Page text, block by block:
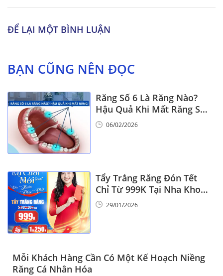
ĐỂ LẠI MỘT BÌNH LUẬN
BẠN CŨNG NÊN ĐỌC
Răng Số 6 Là Răng Nào?
Hậu Quả Khi Mất Răng Số
6
06/02/2026
Tẩy Trắng Răng Đón Tết
Chỉ Từ 999K Tại Nha Khoa
Vinalign
29/01/2026
Mỗi Khách Hàng Cần Có Một Kế Hoạch Niềng
Răng Cá Nhân Hóa